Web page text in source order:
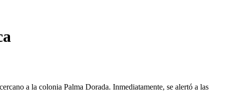
a la colonia Palma Dorada. Inmediatamente, se alertó a las